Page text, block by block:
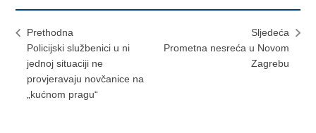
Prethodna
Policijski službenici u ni
jednoj situaciji ne
provjeravaju novčanice na
„kućnom pragu“
Sljedeća
Prometna nesreća u Novom
Zagrebu